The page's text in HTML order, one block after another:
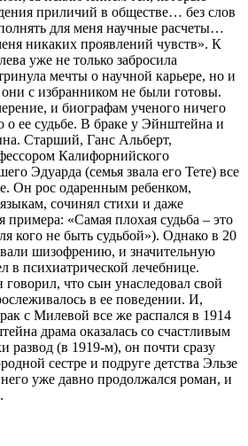
приличий в обществе… без слов
для меня научные расчеты…
никаких проявлений чувств». К
уже не только забросила
мечты о научной карьере, но и
с избранником не были готовы.
и биографам ученого ничего
о ее судьбе. В браке у Эйнштейна и
Старший, Ганс Альберт,
Калифорнийского
Эдуарда (семья звала его Тете) все
Он рос одаренным ребенком,
сочинял стихи и даже
«Самая плохая судьба – это
кого не быть судьбой»). Однако в 20
шизофрению, и значительную
в психиатрической лечебнице.
что сын унаследовал свой
в ее поведении. И,
с Милевой все же распался в 1914
драма оказалась со счастливым
развод (в 1919-м), он почти сразу
сестре и подруге детства Эльзе
уже давно продолжался роман, и